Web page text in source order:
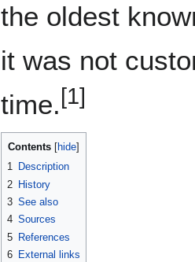
the oldest
it was not
time. [1]
Contents
1 Description
2 History
3 See also
4 Sources
5 References
6 External links